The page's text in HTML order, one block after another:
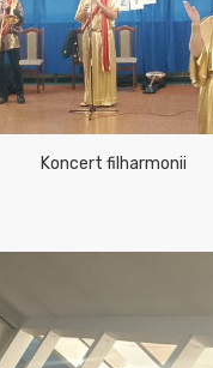
Koncert filharmonii